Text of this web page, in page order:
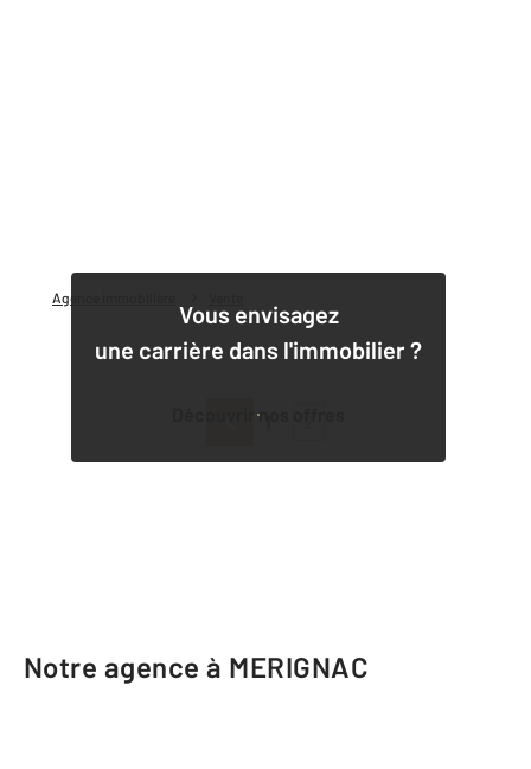
Agence immobilière
Vous envisagez
une carrière dans l'immobilier ?
Découvrir nos offres
Notre agence à MERIGNAC